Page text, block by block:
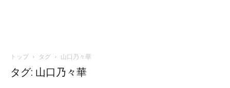
トップ タグ 山口乃々華
タグ: 山口乃々華